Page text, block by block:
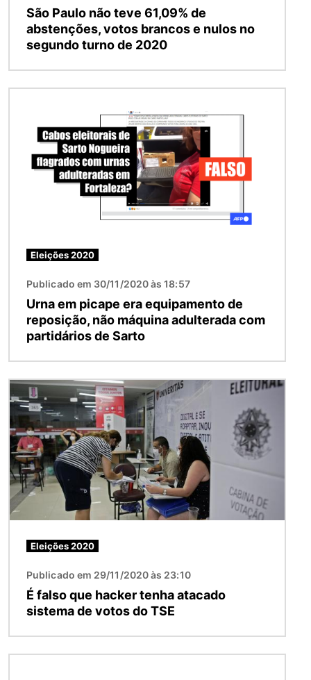
São Paulo não teve 61,09% de
abstenções, votos brancos e nulos no
segundo turno de 2020
Eleições 2020
Publicado em 30/11/2020 às 18:57
Urna em picape era equipamento de
reposição, não máquina adulterada com
partidários de Sarto
Imagem
Eleições 2020
Publicado em 29/11/2020 às 23:10
É falso que hacker tenha atacado
sistema de votos do TSE